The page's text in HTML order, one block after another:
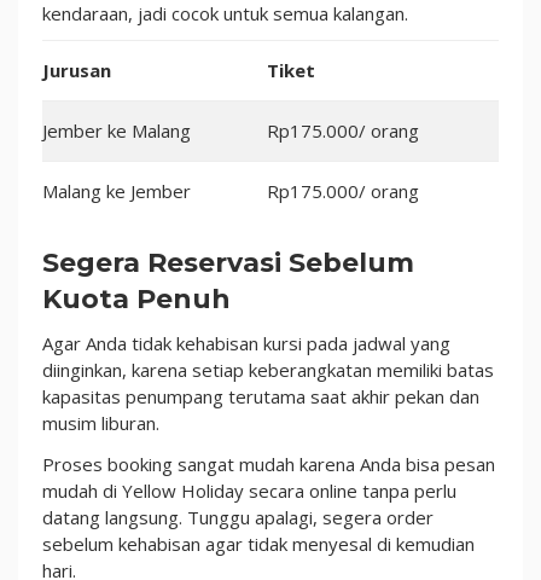
kendaraan, jadi cocok untuk semua kalangan.
Jurusan Tiket
Jember ke Malang Rp175.000/ orang
Malang ke Jember Rp175.000/ orang
Segera Reservasi Sebelum
Kuota Penuh
Agar Anda tidak kehabisan kursi pada jadwal yang
diinginkan, karena setiap keberangkatan memiliki batas
kapasitas penumpang terutama saat akhir pekan dan
musim liburan.
Proses booking sangat mudah karena Anda bisa pesan
mudah di Yellow Holiday secara online tanpa perlu
datang langsung. Tunggu apalagi, segera order
sebelum kehabisan agar tidak menyesal di kemudian
hari.